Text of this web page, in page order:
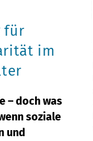
für
im
– doch was
soziale
und